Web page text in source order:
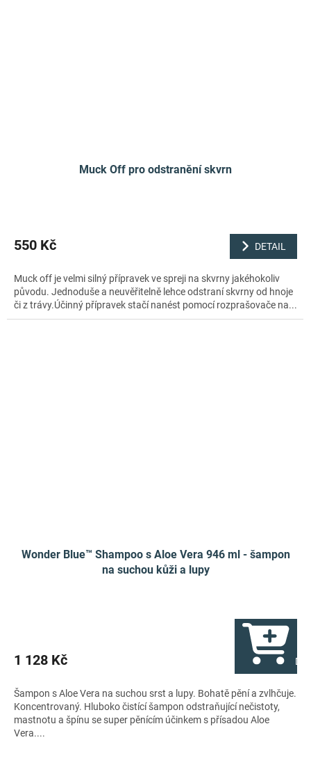
Muck Off pro odstranění skvrn
550 Kč DETAIL
Muck off je velmi silný přípravek ve spreji na skvrny jakéhokoliv
původu. Jednoduše a neuvěřitelně lehce odstraní skvrny od hnoje
či z trávy.Účinný přípravek stačí nanést pomocí rozprašovače na...
Wonder Blue™ Shampoo s Aloe Vera 946 ml - šampon
na suchou kůži a lupy
1 128 Kč Do
Šampon s Aloe Vera na suchou srst a lupy. Bohatě pění a zvlhčuje.
Koncentrovaný. Hluboko čistící šampon odstraňující nečistoty,
mastnotu a špínu se super pěnícím účinkem s přísadou Aloe
Vera....